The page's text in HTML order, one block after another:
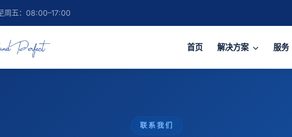
周五：08:00–17:00
首页 解决方案 服务
联系我们